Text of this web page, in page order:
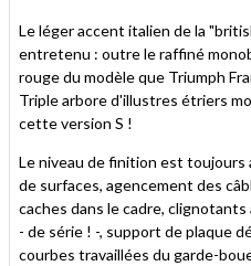
Le léger accent italien de la
entretenu : outre le raffiné
rouge du modèle que Triumph
Triple arbore d'illustres étriers
cette version S !
Le niveau de finition est
de surfaces, agencement des
caches dans le cadre,
- de série ! -, support de plaque
courbes travaillées du garde-